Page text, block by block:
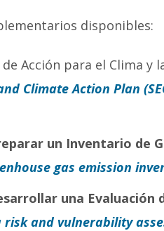
disponibles:
Acción para el Clima y
Climate Action Plan
un Inventario de
gas emission
una Evaluación
risk and vulnerability